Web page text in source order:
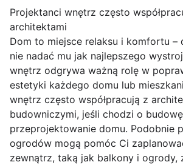
Projektanci wnętrz często
architektami
Dom to miejsce relaksu i komfortu –
nie nadać mu jak najlepszego
wnętrz odgrywa ważną rolę w
estetyki każdego domu lub
wnętrz często współpracują z
budowniczymi, jeśli chodzi o
przeprojektowanie domu. Podobnie
ogrodów mogą pomóc Ci
zewnątrz, taką jak balkony i ogrody,